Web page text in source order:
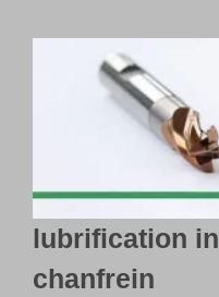
lubrification
chanfrein